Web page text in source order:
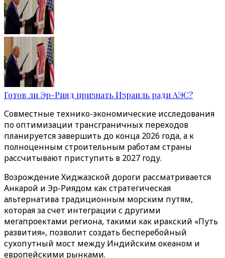
Готов ли Эр-Рияд признать Израиль ради АЭС?
Совместные технико-экономические исследования
по оптимизации трансграничных переходов
планируется завершить до конца 2026 года, а к
полноценным строительным работам страны
рассчитывают приступить в 2027 году.
Возрождение Хиджазской дороги рассматривается
Анкарой и Эр-Риядом как стратегическая
альтернатива традиционным морским путям,
которая за счет интеграции с другими
мегапроектами региона, такими как иракский «Путь
развития», позволит создать бесперебойный
сухопутный мост между Индийским океаном и
европейскими рынками.